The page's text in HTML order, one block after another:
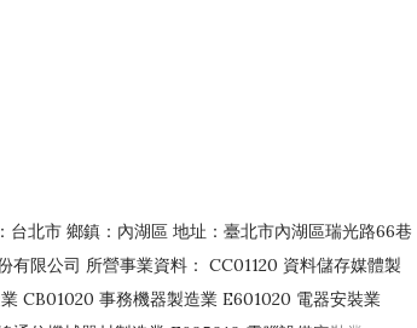
台北市 鄉鎮：內湖區 地址：臺北市內湖區瑞光路66巷
限公司 所營事業資料： CC01120 資料儲存媒體製
CB01020 事務機器製造業 E601020 電器安裝業